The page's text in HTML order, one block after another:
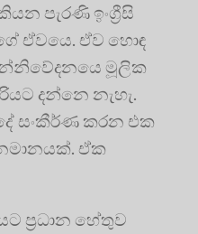
පැරණි ඉංග්‍රීසි
ඒවයෙ. ඒව හොඳ
මූලික
දන්නෙ නැහැ.
සංකීර්ණ කරන එක
ඒක
ප්‍රධාන හේතුව